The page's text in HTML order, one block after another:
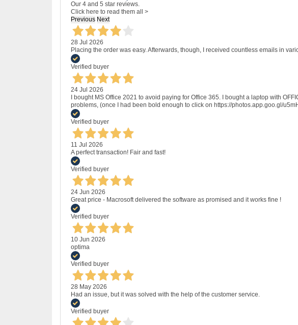
Our 4 and 5 star reviews.
Click here to read them all >
Previous Next
28 Jul 2026
Placing the order was easy. Afterwards, though, I received countless emails in
Verified buyer
24 Jul 2026
I bought MS Office 2021 to avoid paying for Office 365. I bought a laptop with
problems, (once I had been bold enough to click on https://photos.app.goo.gl/
Verified buyer
11 Jul 2026
A perfect transaction! Fair and fast!
Verified buyer
24 Jun 2026
Great price - Macrosoft delivered the software as promised and it works fine !
Verified buyer
10 Jun 2026
optima
Verified buyer
28 May 2026
Had an issue, but it was solved with the help of the customer service.
Verified buyer